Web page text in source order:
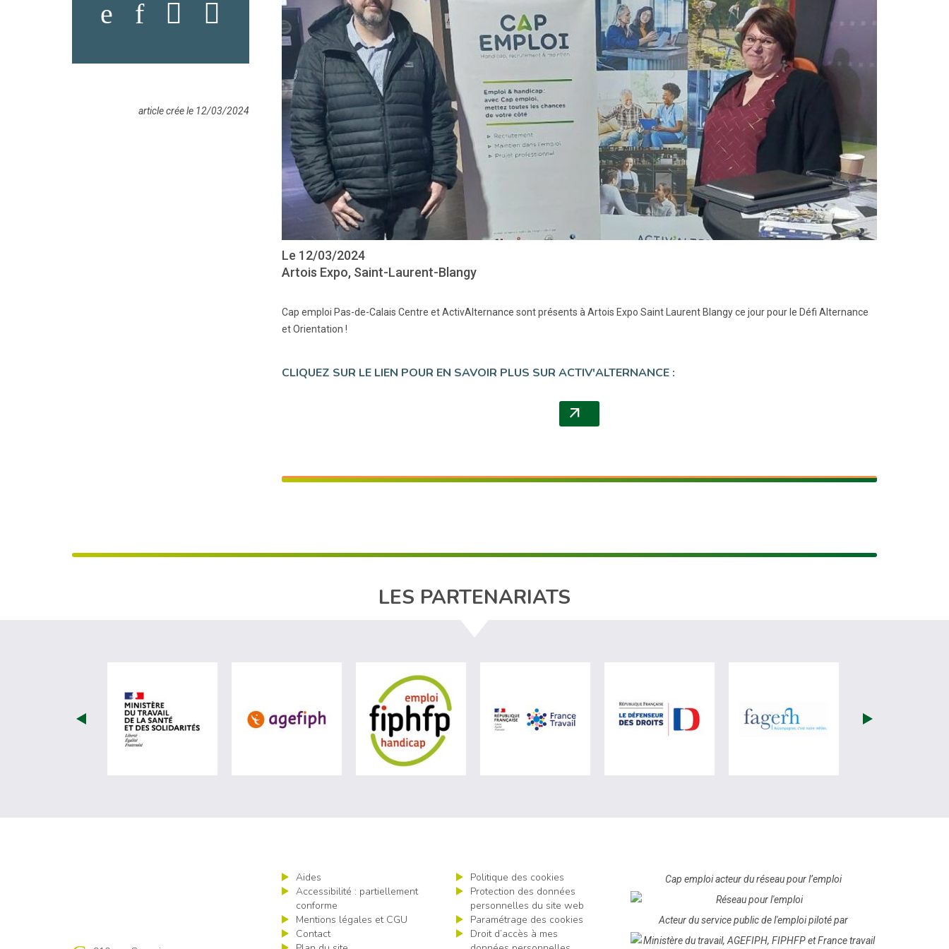
Le 12/03/2024
Artois Expo, Saint-Laurent-Blangy
Cap emploi Pas-de-Calais Centre et ActivAlternance sont présents à Artois Expo Saint Laurent Blangy ce jour pour le Défi Alternance
et Orientation !
CLIQUEZ SUR LE LIEN POUR EN SAVOIR PLUS SUR ACTIV'ALTERNANCE :
arrow_outward
article crée le 12/03/2024
LES PARTENARIATS
visiter les site de Ministère du travail (nouvelle fenêtre)
visiter les site de Agefiph (nouvelle fenêtre)visiter les site de Fiphfp (nouvelle fenêtre)visiter les site de France Travail (nouvelle fenêtre)visiter les site de Défenseur des droits (nouvelle fenêtre)
visiter les site de Fagerh
Aides
Accessibilité : partiellement
conforme
Mentions légales et CGU
Contact
Politique des cookies
Protection des données
personnelles du site web
Paramétrage des cookies
Droit d’accès à mes
Cap emploi acteur du réseau pour l’emploi
Acteur du service public de l'emploi piloté par